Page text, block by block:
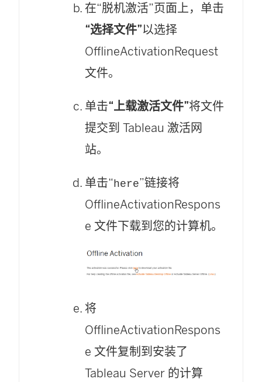
新
打
在“脱机激活”页面上，单击
“选择文件”以选择
OfflineActivationRequest
文件。
单击“上载激活文件”将文件
提交到 Tableau 激活网
站。
单击“ here”链接将
OfflineActivationRespons
e 文件下载到您的计算机。
将
OfflineActivationRespons
e 文件复制到安装了
Tableau Server 的计算